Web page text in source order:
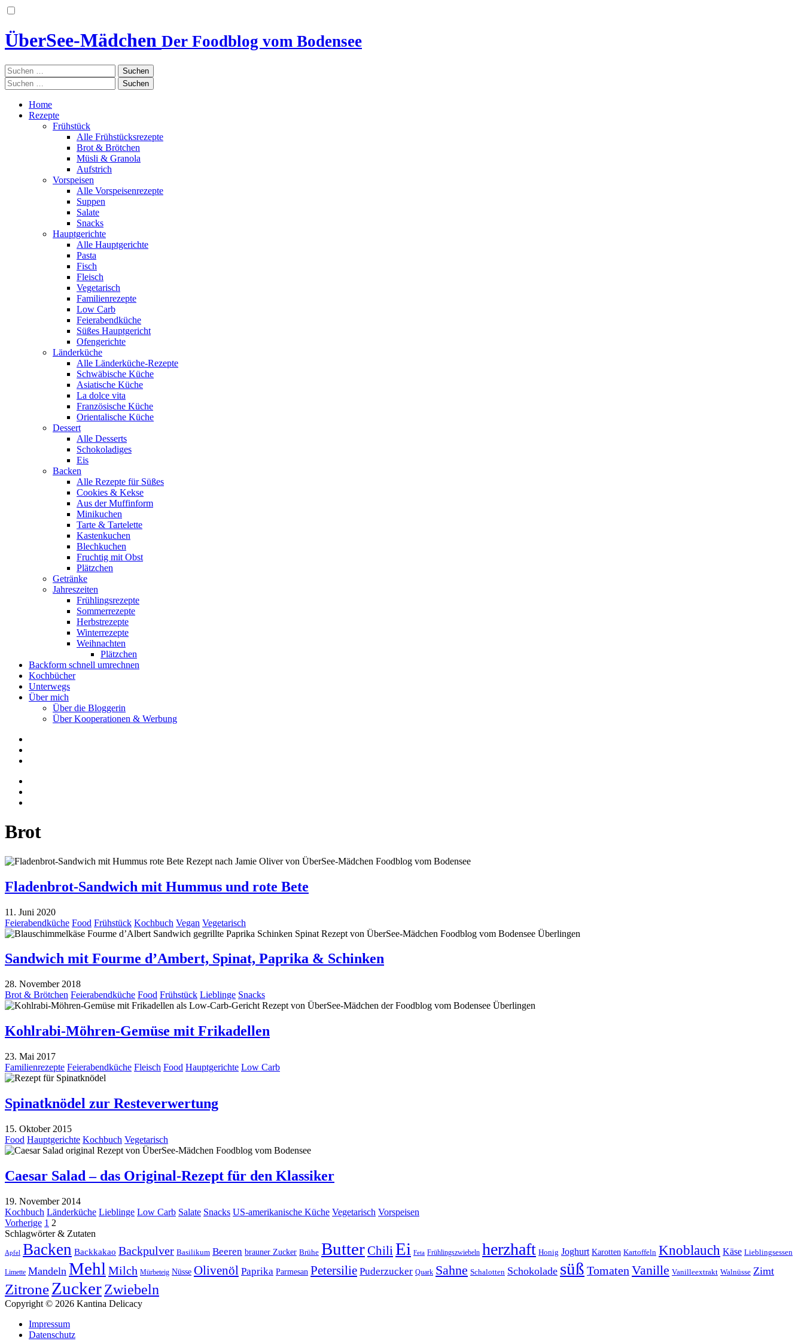
ÜberSee-Mädchen Der Foodblog vom Bodensee
Suchen
nach:
Suchen
nach:
Home
Rezepte
Frühstück
Alle Frühstücksrezepte
Brot & Brötchen
Müsli & Granola
Aufstrich
Vorspeisen
Alle Vorspeisenrezepte
Suppen
Salate
Snacks
Hauptgerichte
Alle Hauptgerichte
Pasta
Fisch
Fleisch
Vegetarisch
Familienrezepte
Low Carb
Feierabendküche
Süßes Hauptgericht
Ofengerichte
Länderküche
Alle Länderküche-Rezepte
Schwäbische Küche
Asiatische Küche
La dolce vita
Französische Küche
Orientalische Küche
Dessert
Alle Desserts
Schokoladiges
Eis
Backen
Alle Rezepte für Süßes
Cookies & Kekse
Aus der Muffinform
Minikuchen
Tarte & Tartelette
Kastenkuchen
Blechkuchen
Fruchtig mit Obst
Plätzchen
Getränke
Jahreszeiten
Frühlingsrezepte
Sommerrezepte
Herbstrezepte
Winterrezepte
Weihnachten
Plätzchen
Backform schnell umrechnen
Kochbücher
Unterwegs
Über mich
Über die Bloggerin
Über Kooperationen & Werbung
Brot
Fladenbrot-Sandwich mit Hummus und rote Bete
11. Juni 2020
Feierabendküche Food Frühstück Kochbuch Vegan Vegetarisch
Sandwich mit Fourme d’Ambert, Spinat, Paprika & Schinken
28. November 2018
Brot & Brötchen Feierabendküche Food Frühstück Lieblinge Snacks
Kohlrabi-Möhren-Gemüse mit Frikadellen
23. Mai 2017
Familienrezepte Feierabendküche Fleisch Food Hauptgerichte Low Carb
Spinatknödel zur Resteverwertung
15. Oktober 2015
Food Hauptgerichte Kochbuch Vegetarisch
Caesar Salad – das Original-Rezept für den Klassiker
19. November 2014
Kochbuch Länderküche Lieblinge Low Carb Salate Snacks US-amerikanische Küche Vegetarisch Vorspeisen
Seitennummerierung
der
Beiträge
Vorherige 1 2
Schlagwörter & Zutaten
Apfel Backen Backkakao Backpulver Basilikum Beeren brauner Zucker Brühe ButterChili Ei Feta Frühlingszwiebeln herzhaft Honig Joghurt Karotten Kartoffeln Knoblauch Käse Lieblingsessen
Limette Mandeln Mehl Milch Mürbeteig Nüsse Olivenöl Paprika Parmesan Petersilie Puderzucker Quark Sahne Schalotten Schokolade süß Tomaten Vanille Vanilleextrakt Walnüsse Zimt
ZitroneZuckerZwiebeln
Copyright © 2026 Kantina Delicacy
Impressum
Datenschutz